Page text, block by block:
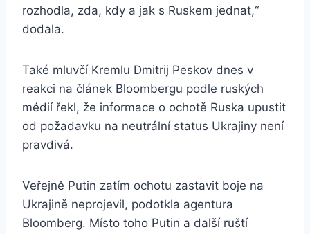
rozhodla, zda, kdy a jak s Ruskem jednat,“
dodala.
Také mluvčí Kremlu Dmitrij Peskov dnes v
reakci na článek Bloombergu podle ruských
médií řekl, že informace o ochotě Ruska upustit
od požadavku na neutrální status Ukrajiny není
pravdivá.
Veřejně Putin zatím ochotu zastavit boje na
Ukrajině neprojevil, podotkla agentura
Bloomberg. Místo toho Putin a další ruští